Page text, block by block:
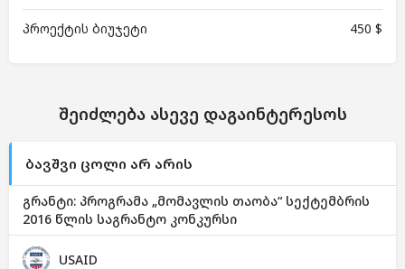
პროექტის ბიუჯეტი 450 $
შეიძლება ასევე დაგაინტერესოს
ბავშვი ცოლი არ არის
გრანტი: პროგრამა „მომავლის თაობა“ სექტემბრის
2016 წლის საგრანტო კონკურსი
USAID